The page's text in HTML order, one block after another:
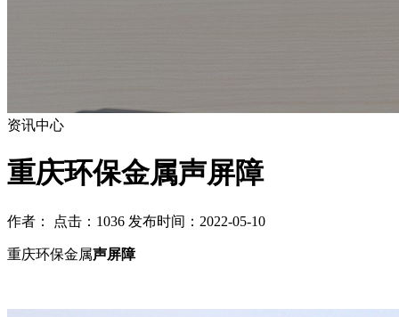
资讯中心
重庆环保金属声屏障
作者： 点击：1036 发布时间：2022-05-10
重庆环保金属声屏障